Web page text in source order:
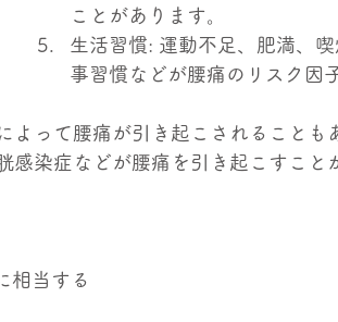
ことがあります。
生活習慣: 運動不足、肥満、
事習慣などが腰痛のリスク因
よって腰痛が引き起こされることも
感染症などが腰痛を引き起こすこと
相当する